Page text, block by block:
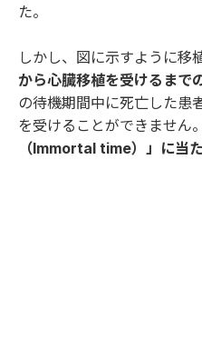
た。
しかし、図に示すように移
から心臓移植を受けるまで
の待機期間中に死亡した患
を受けることができません。
（Immortal time）」に当た